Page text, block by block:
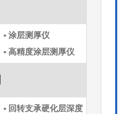
• 涂层测厚仪
• 高精度涂层测厚仪​
• 回转支承硬化层深度